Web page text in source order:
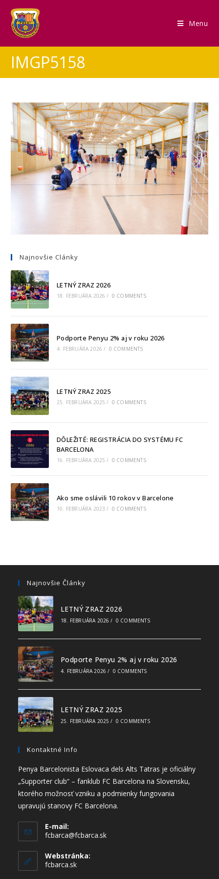
Menu
IMGP5158
Najnovšie Clánky
LETNÝ ZRAZ 2026
18. FEBRUÁRA 2026 / 0 COMMENTS
Podporte Penyu 2% aj v roku 2026
4. FEBRUÁRA 2026 / 0 COMMENTS
LETNÝ ZRAZ 2025
25. FEBRUÁRA 2025 / 0 COMMENTS
DÔLEŽITÉ: REGISTRÁCIA DO SYSTÉMU FC
BARCELONA
16. FEBRUÁRA 2025 / 0 COMMENTS
Ako sme oslávili 10 rokov v Barcelone
10. FEBRUÁRA 2023 / 0 COMMENTS
Najnovšie Články
LETNÝ ZRAZ 2026
18. FEBRUÁRA 2026 / 0 COMMENTS
Podporte Penyu 2% aj v roku 2026
4. FEBRUÁRA 2026 / 0 COMMENTS
LETNÝ ZRAZ 2025
25. FEBRUÁRA 2025 / 0 COMMENTS
Kontaktné Info
Penya Barcelonista Eslovaca dels Alts Tatras je oficiálny
„Supporter club“ – fanklub FC Barcelona na Slovensku,
ktorého možnosť vzniku a podmienky fungovania
upravujú stanovy FC Barcelona.
E-mail:
fcbarca@fcbarca.sk
Webstránka:
fcbarca.sk